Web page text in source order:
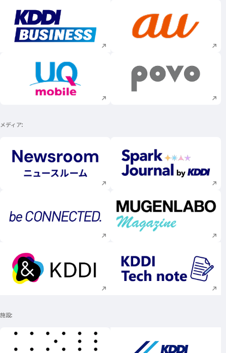
新規ウィンドウで開く 新規ウィンドウで
新規ウィンドウで開く 新規ウィンドウで
メディア
新規ウィンドウで開く 新規ウィンドウで
新規ウィンドウで開く 新規ウィンドウで
新規ウィンドウで開く 新規ウィンドウで
施設